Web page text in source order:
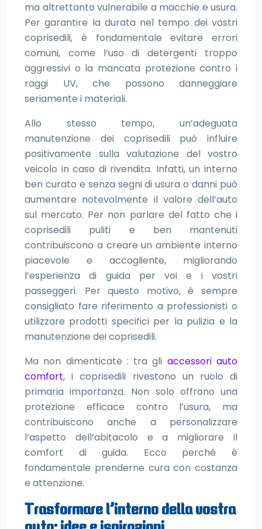
ma altrettanto vulnerabile a macchie e usura.
Per garantire la durata nel tempo dei vostri
coprisedili, è fondamentale evitare errori
comuni, come l’uso di detergenti troppo
aggressivi o la mancata protezione contro i
raggi UV, che possono danneggiare
seriamente i materiali.
Allo stesso tempo, un’adeguata
manutenzione dei coprisedili può influire
positivamente sulla valutazione del vostro
veicolo in caso di rivendita. Infatti, un interno
ben curato e senza segni di usura o danni può
aumentare notevolmente il valore dell’auto
sul mercato. Per non parlare del fatto che i
coprisedili puliti e ben mantenuti
contribuiscono a creare un ambiente interno
piacevole e accogliente, migliorando
l’esperienza di guida per voi e i vostri
passeggeri. Per questo motivo, è sempre
consigliato fare riferimento a professionisti o
utilizzare prodotti specifici per la pulizia e la
manutenzione dei coprisedili.
Ma non dimenticate : tra gli accessori auto
comfort, i coprisedili rivestono un ruolo di
primaria importanza. Non solo offrono una
protezione efficace contro l’usura, ma
contribuiscono anche a personalizzare
l’aspetto dell’abitacolo e a migliorare il
comfort di guida. Ecco perché è
fondamentale prenderne cura con costanza
e attenzione.
Trasformare l’interno della vostra